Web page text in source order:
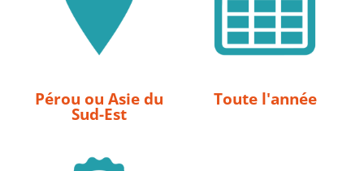
Pérou ou Asie du
Sud-Est
Toute l'année